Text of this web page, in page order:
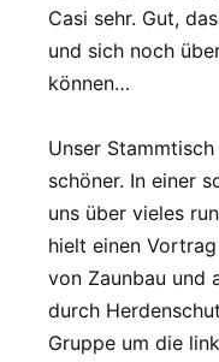
Casi sehr. Gut,
und sich noch
können…
Unser
schöner. In einer
uns über vieles
hielt einen
von Zaunbau und
durch
Gruppe um die